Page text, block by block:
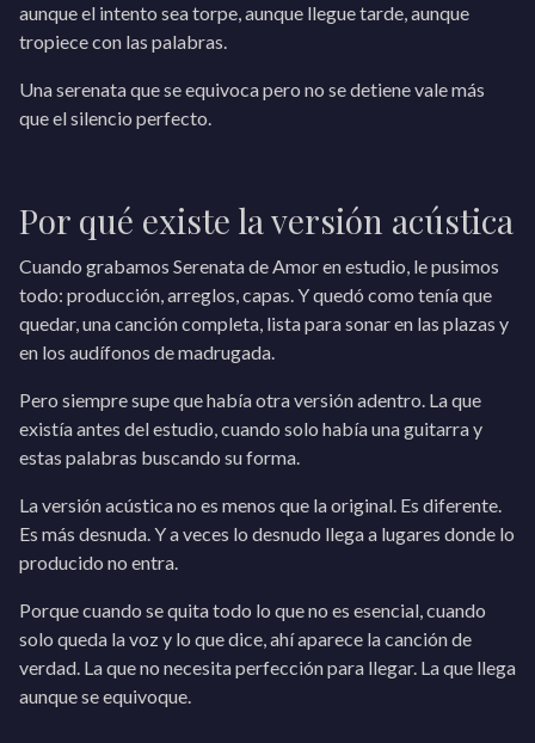
aunque el intento sea torpe, aunque llegue tarde, aunque
tropiece con las palabras.
Una serenata que se equivoca pero no se detiene vale más
que el silencio perfecto.
Por qué existe la versión acústica
Cuando grabamos Serenata de Amor en estudio, le pusimos
todo: producción, arreglos, capas. Y quedó como tenía que
quedar, una canción completa, lista para sonar en las plazas y
en los audífonos de madrugada.
Pero siempre supe que había otra versión adentro. La que
existía antes del estudio, cuando solo había una guitarra y
estas palabras buscando su forma.
La versión acústica no es menos que la original. Es diferente.
Es más desnuda. Y a veces lo desnudo llega a lugares donde lo
producido no entra.
Porque cuando se quita todo lo que no es esencial, cuando
solo queda la voz y lo que dice, ahí aparece la canción de
verdad. La que no necesita perfección para llegar. La que llega
aunque se equivoque.